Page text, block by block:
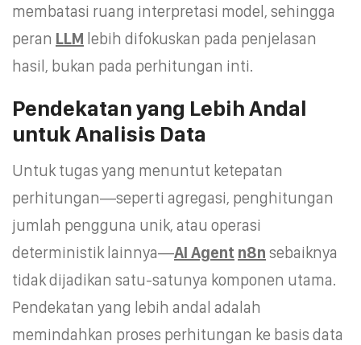
membatasi ruang interpretasi model, sehingga
peran LLM lebih difokuskan pada penjelasan
hasil, bukan pada perhitungan inti.
Pendekatan yang Lebih Andal
untuk Analisis Data
Untuk tugas yang menuntut ketepatan
perhitungan—seperti agregasi, penghitungan
jumlah pengguna unik, atau operasi
deterministik lainnya—AI Agent n8n sebaiknya
tidak dijadikan satu-satunya komponen utama.
Pendekatan yang lebih andal adalah
memindahkan proses perhitungan ke basis data